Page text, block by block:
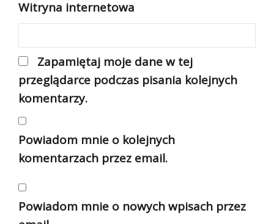
Witryna internetowa
Zapamiętaj moje dane w tej
przeglądarce podczas pisania kolejnych
komentarzy.
Powiadom mnie o kolejnych
komentarzach przez email.
Powiadom mnie o nowych wpisach przez